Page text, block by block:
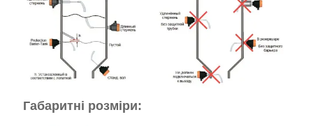
Габаритні розміри: